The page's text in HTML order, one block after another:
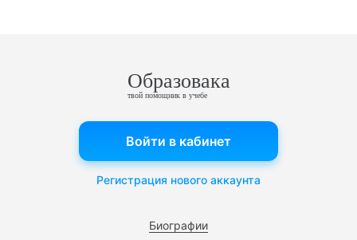
Образовака
твой помощник в учебе
Биографии
Войти в кабинет
Регистрация нового аккаунта